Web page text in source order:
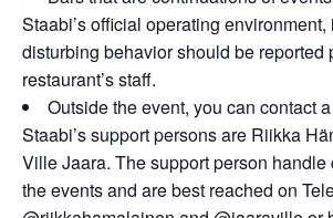
Staabi’s official operating
disturbing behavior should be reported
restaurant’s staff.
Outside the event, you can contact
Staabi’s support persons are Riikka
Ville Jaara. The support person handle
the events and are best reached on